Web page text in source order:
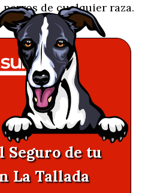
de cualquier raza.
Seguro de tu
La Tallada